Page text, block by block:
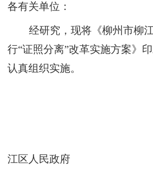
各有关单位：
经研究，现将《柳州市柳
行“证照分离”改革实施方案》
认真组织实施。
江区人民政府